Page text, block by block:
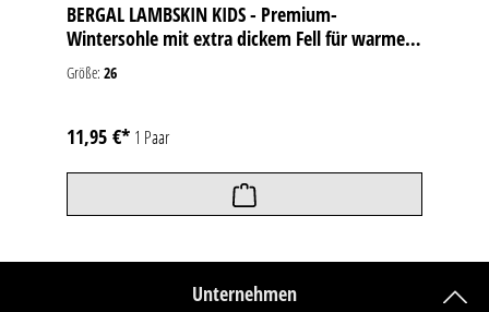
BERGAL LAMBSKIN KIDS - Premium-
Wintersohle mit extra dickem Fell für warme
Kinderfüße
Größe: 26
11,95 €* 1 Paar
Unternehmen